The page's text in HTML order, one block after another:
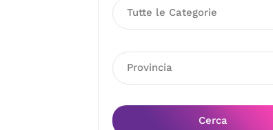
Tutte le Categorie
Provincia
Cerca